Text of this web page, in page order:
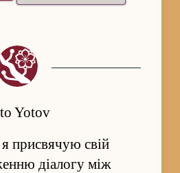
Yotov
присвячую свій
діалогу між